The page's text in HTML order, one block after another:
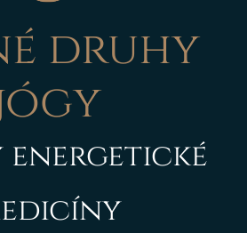
druhy
energetické